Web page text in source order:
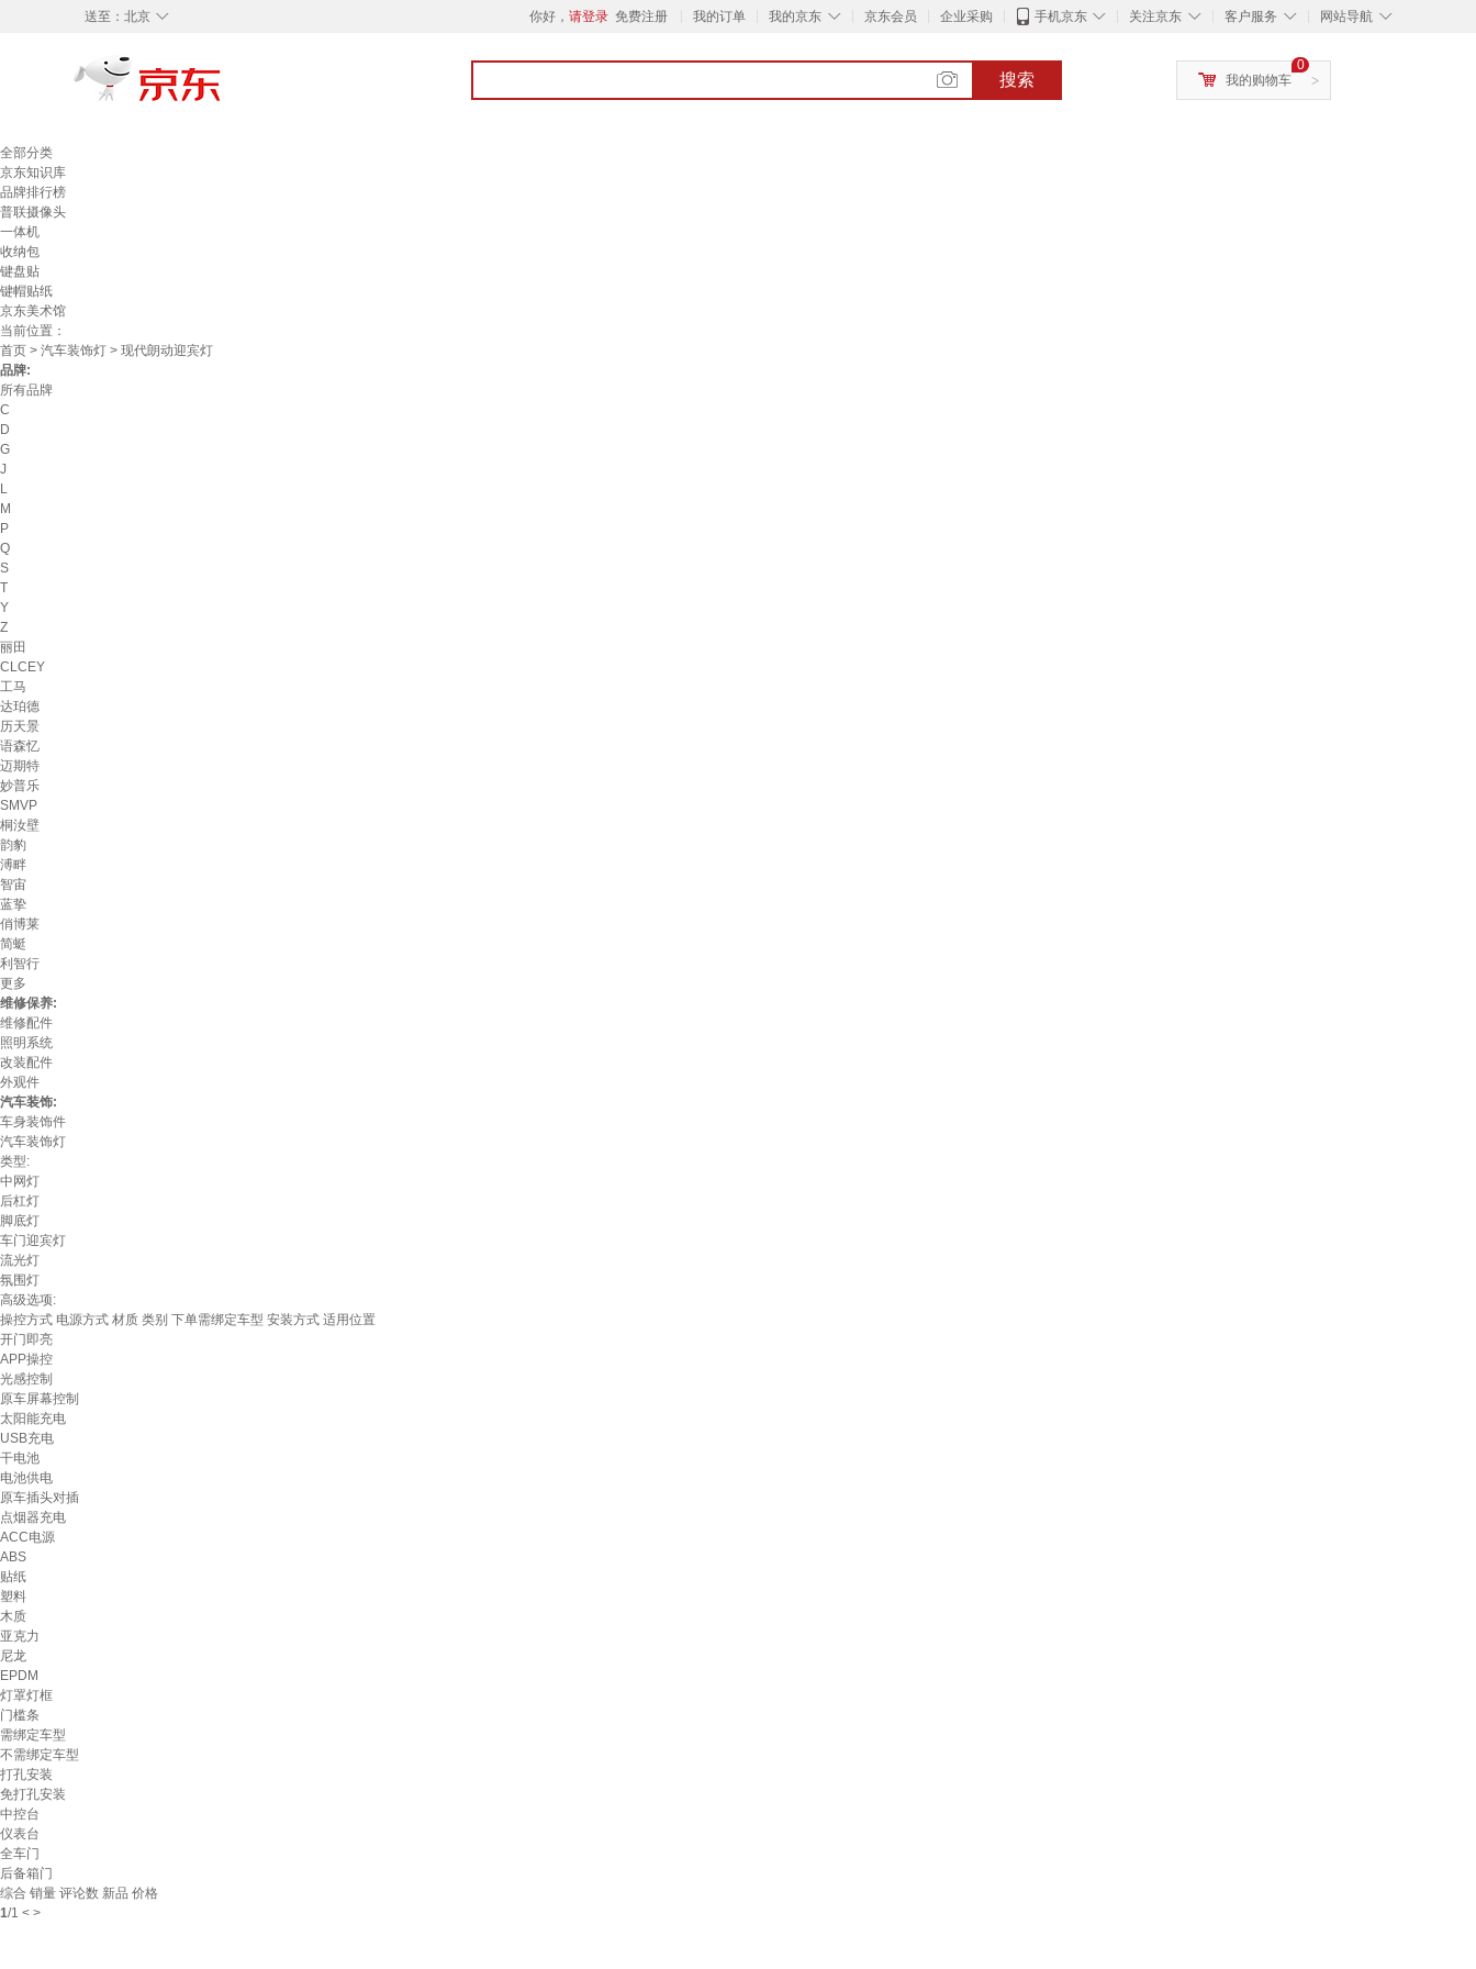
◇
送至： 北京 你好， 请登录 免费注册 我的订单 ◇
我的京东 京东会员 企业采购 ◇
手机京东 ◇
关注京东 ◇
客户服务 ◇
网站导航
搜索 >
0
我的购物车
全部分类
京东知识库
品牌排行榜
普联摄像头
一体机
收纳包
键盘贴
键帽贴纸
京东美术馆
当前位置：
首页 > 汽车装饰灯 > 现代朗动迎宾灯
品牌:
所有品牌
C
D
G
J
L
M
P
Q
S
T
Y
Z
丽田
CLCEY
工马
达珀德
历天景
语森忆
迈期特
妙普乐
SMVP
桐汝壁
韵豹
溥畔
智宙
蓝挚
俏博莱
简蜓
利智行
更多
维修保养:
维修配件
照明系统
改装配件
外观件
汽车装饰:
车身装饰件
汽车装饰灯
类型:
中网灯
后杠灯
脚底灯
车门迎宾灯
流光灯
氛围灯
高级选项:
操控方式 电源方式 材质 类别 下单需绑定车型 安装方式 适用位置
开门即亮
APP操控
光感控制
原车屏幕控制
太阳能充电
USB充电
干电池
电池供电
原车插头对插
点烟器充电
ACC电源
ABS
贴纸
塑料
木质
亚克力
尼龙
EPDM
灯罩灯框
门槛条
需绑定车型
不需绑定车型
打孔安装
免打孔安装
中控台
仪表台
全车门
后备箱门
综合 销量 评论数 新品 价格
1/1 < >